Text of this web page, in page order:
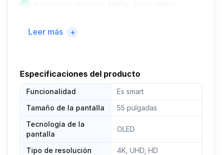
Contenido del : SRT55UC7433 Ultra HD Smart TV,
distancia de Google, soporte, instrucciones de uso
(idioma español no ). Tamaño de la pantalla: 55,0
pulgadas
Leer más +
Especificaciones del producto
Funcionalidad
Es smart
Tamaño de la pantalla
55 pulgadas
Tecnología de la
pantalla
OLED
Tipo de resolución
4K, UHD, HD